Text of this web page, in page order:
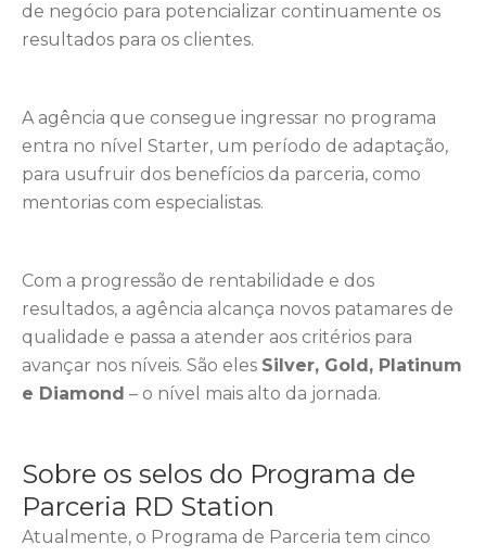
de negócio para potencializar continuamente os
resultados para os clientes.
A agência que consegue ingressar no programa
entra no nível Starter, um período de adaptação,
para usufruir dos benefícios da parceria, como
mentorias com especialistas.
Com a progressão de rentabilidade e dos
resultados, a agência alcança novos patamares de
qualidade e passa a atender aos critérios para
avançar nos níveis. São eles Silver, Gold, Platinum
e Diamond – o nível mais alto da jornada.
Sobre os selos do Programa de
Parceria RD Station
Atualmente, o Programa de Parceria tem cinco